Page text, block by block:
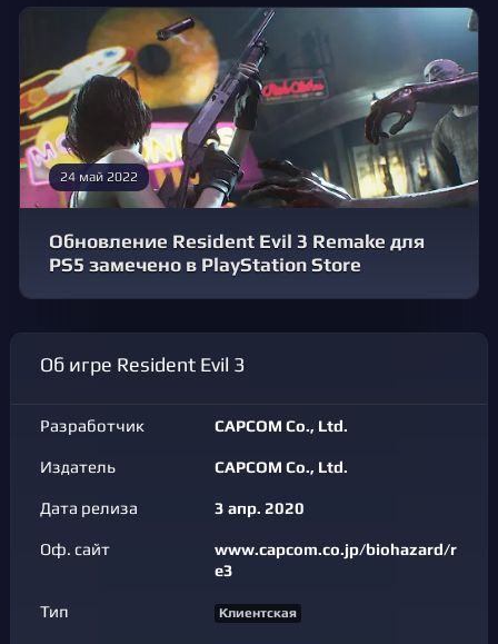
24 май 2022
Обновление Resident Evil 3 Remake для
PS5 замечено в PlayStation Store
Об игре Resident Evil 3
Разработчик CAPCOM Co., Ltd.
Издатель CAPCOM Co., Ltd.
Дата релиза 3 апр. 2020
Оф. сайт
www.capcom.co.jp/biohazard/r
e3
Тип Клиентская